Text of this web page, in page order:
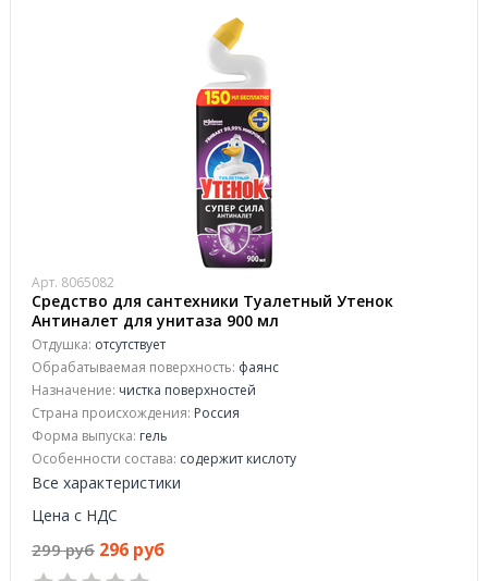
Арт. 8065082
Средство для сантехники Туалетный Утенок
Антиналет для унитаза 900 мл
Отдушка: отсутствует
Обрабатываемая поверхность: фаянс
Назначение: чистка поверхностей
Страна происхождения: Россия
Форма выпуска: гель
Особенности состава: содержит кислоту
Все характеристики
Цена с НДС
299 руб 296 руб